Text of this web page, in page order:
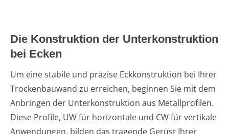
Die Konstruktion der Unterkonstruktion
bei Ecken
Um eine stabile und präzise Eckkonstruktion bei Ihrer
Trockenbauwand zu erreichen, beginnen Sie mit dem
Anbringen der Unterkonstruktion aus Metallprofilen.
Diese Profile, UW für horizontale und CW für vertikale
Anwendungen, bilden das tragende Gerüst Ihrer